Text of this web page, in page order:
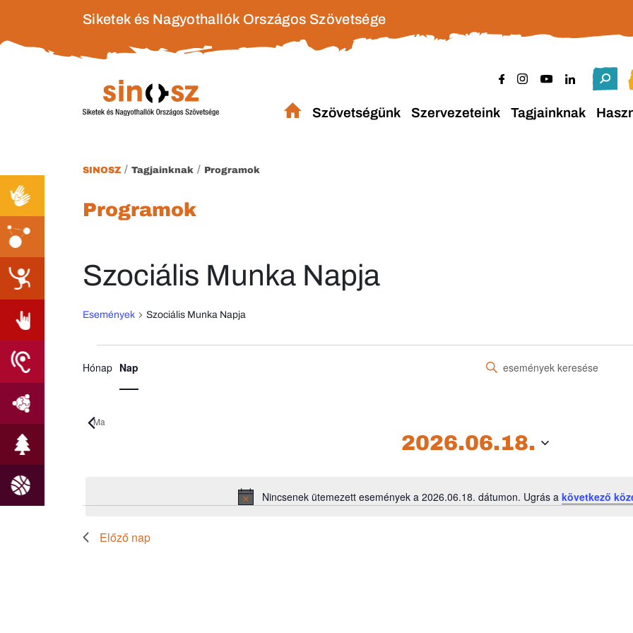
Siketek és Nagyothallók Országos Szövetsége
Szövetségünk Szervezeteink Tagjainknak
SINOSZ / Tagjainknak / Programok
Programok
Szociális Munka Napja
Események Szociális Munka Napja
Események
2026.06.18.
Notice
Nincsenek ütemezett események a 2026.06.18. dátumon. Ugrás a következő
Írja
meg
-
nézet
Hónap Nap
Ma
2026.06.18.
Előző nap